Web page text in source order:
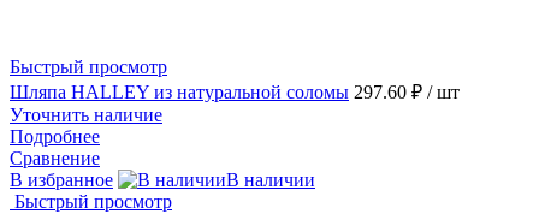
Быстрый просмотр
Шляпа HALLEY из натуральной соломы 297.60 ₽ / шт
Уточнить наличие
Подробнее
Сравнение
В избранное
В наличии
Быстрый просмотр